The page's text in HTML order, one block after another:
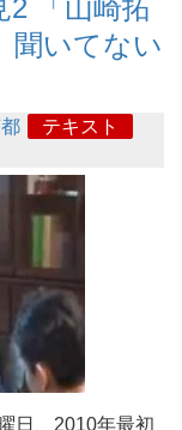
2 「山崎拓
いてない
テキスト
日、2010年最初